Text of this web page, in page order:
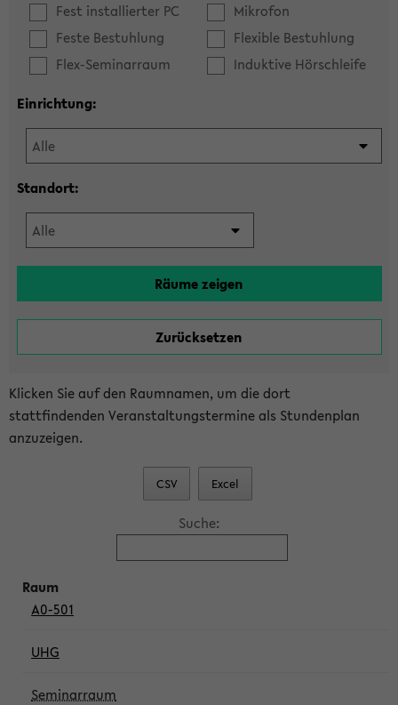
Fest installierter PC
Mikrofon
Feste Bestuhlung
Flexible Bestuhlung
Flex-Seminarraum
Induktive Hörschleife
Einrichtung:
Standort:
Klicken Sie auf den Raumnamen, um die dort
stattfindenden Veranstaltungstermine als Stundenplan
anzuzeigen.
CSV Excel
Suche:
A0-501
UHG
Seminarraum